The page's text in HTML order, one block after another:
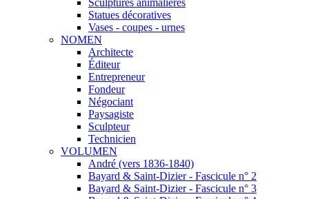
Sculptures animalières
Statues décoratives
Vases - coupes - urnes
NOMEN
Architecte
Éditeur
Entrepreneur
Fondeur
Négociant
Paysagiste
Sculpteur
Technicien
VOLUMEN
André (vers 1836-1840)
Bayard & Saint-Dizier - Fascicule n° 2
Bayard & Saint-Dizier - Fascicule n° 3